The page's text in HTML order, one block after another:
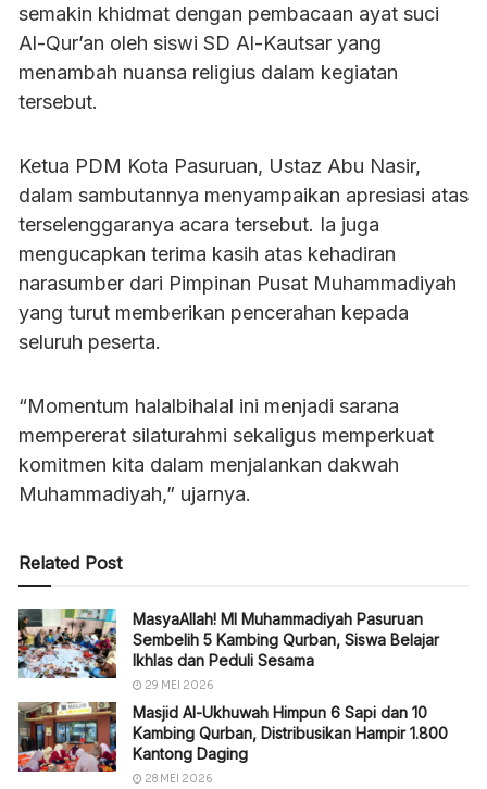
semakin khidmat dengan pembacaan ayat suci
Al-Qur’an oleh siswi SD Al-Kautsar yang
menambah nuansa religius dalam kegiatan
tersebut.
Ketua PDM Kota Pasuruan, Ustaz Abu Nasir,
dalam sambutannya menyampaikan apresiasi atas
terselenggaranya acara tersebut. Ia juga
mengucapkan terima kasih atas kehadiran
narasumber dari Pimpinan Pusat Muhammadiyah
yang turut memberikan pencerahan kepada
seluruh peserta.
“Momentum halalbihalal ini menjadi sarana
mempererat silaturahmi sekaligus memperkuat
komitmen kita dalam menjalankan dakwah
Muhammadiyah,” ujarnya.
Related Post
MasyaAllah! MI Muhammadiyah Pasuruan
Sembelih 5 Kambing Qurban, Siswa Belajar
Ikhlas dan Peduli Sesama
29 MEI 2026
Masjid Al-Ukhuwah Himpun 6 Sapi dan 10
Kambing Qurban, Distribusikan Hampir 1.800
Kantong Daging
28 MEI 2026